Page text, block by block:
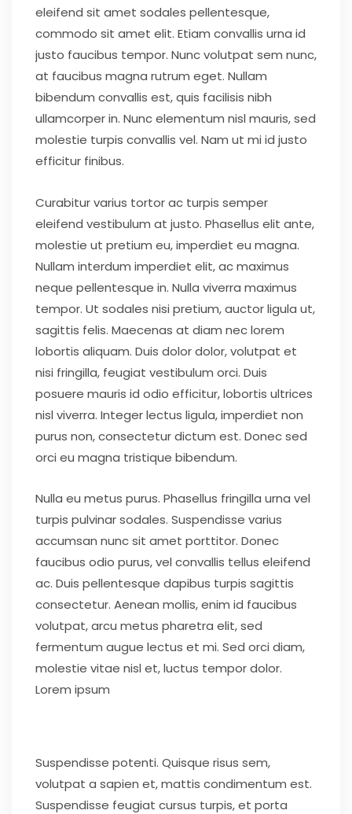
eleifend sit amet sodales pellentesque,
commodo sit amet elit. Etiam convallis urna id
justo faucibus tempor. Nunc volutpat sem nunc,
at faucibus magna rutrum eget. Nullam
bibendum convallis est, quis facilisis nibh
ullamcorper in. Nunc elementum nisl mauris, sed
molestie turpis convallis vel. Nam ut mi id justo
efficitur finibus.
Curabitur varius tortor ac turpis semper
eleifend vestibulum at justo. Phasellus elit ante,
molestie ut pretium eu, imperdiet eu magna.
Nullam interdum imperdiet elit, ac maximus
neque pellentesque in. Nulla viverra maximus
tempor. Ut sodales nisi pretium, auctor ligula ut,
sagittis felis. Maecenas at diam nec lorem
lobortis aliquam. Duis dolor dolor, volutpat et
nisi fringilla, feugiat vestibulum orci. Duis
posuere mauris id odio efficitur, lobortis ultrices
nisl viverra. Integer lectus ligula, imperdiet non
purus non, consectetur dictum est. Donec sed
orci eu magna tristique bibendum.
Nulla eu metus purus. Phasellus fringilla urna vel
turpis pulvinar sodales. Suspendisse varius
accumsan nunc sit amet porttitor. Donec
faucibus odio purus, vel convallis tellus eleifend
ac. Duis pellentesque dapibus turpis sagittis
consectetur. Aenean mollis, enim id faucibus
volutpat, arcu metus pharetra elit, sed
fermentum augue lectus et mi. Sed orci diam,
molestie vitae nisl et, luctus tempor dolor.
Lorem ipsum
Suspendisse potenti. Quisque risus sem,
volutpat a sapien et, mattis condimentum est.
Suspendisse feugiat cursus turpis, et porta